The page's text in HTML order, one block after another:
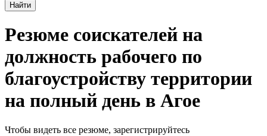
Найти
Резюме соискателей на
должность рабочего по
благоустройству территории
на полный день в Агое
Чтобы видеть все резюме, зарегистрируйтесь